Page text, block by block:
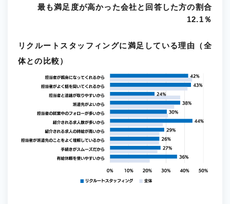
最も満足度が高かった会社と回答した方の割合
12.1％
リクルートスタッフィングに満足している理由（全
体との比較）